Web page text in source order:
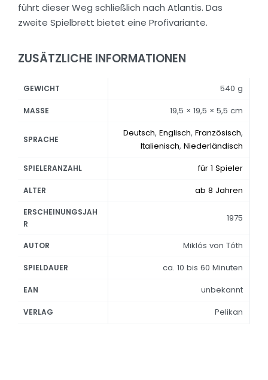
führt dieser Weg schließlich nach Atlantis. Das
zweite Spielbrett bietet eine Profivariante.
ZUSÄTZLICHE INFORMATIONEN
GEWICHT 540 g
MASSE 19,5 × 19,5 × 5,5 cm
SPRACHE
Deutsch, Englisch, Französisch,
Italienisch, Niederländisch
SPIELERANZAHL für 1 Spieler
ALTER ab 8 Jahren
ERSCHEINUNGSJAH
R
1975
AUTOR Miklós von Tóth
SPIELDAUER ca. 10 bis 60 Minuten
EAN unbekannt
VERLAG Pelikan